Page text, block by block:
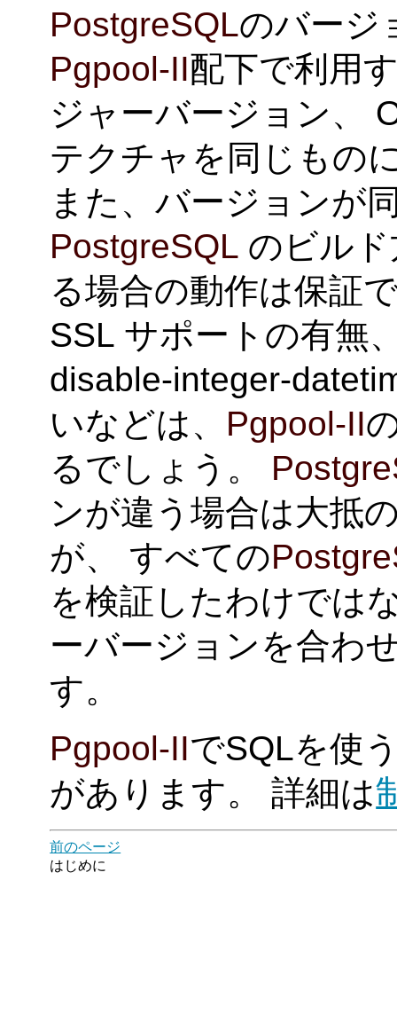
PostgreSQLのバージ
Pgpool-II配下で利用
ジャーバージョン、
テクチャを同じもの
また、バージョンが
PostgreSQL のビル
る場合の動作は保証
SSL サポートの有無
disable-integer-
いなどは、 Pgpool-II
るでしょう。
ンが違う場合は大抵
が、 すべての
を検証したわけでは
ーバージョンを合わ
す。
Pgpool-IIでSQLを使
があります。 詳細は
前のページ
はじめに